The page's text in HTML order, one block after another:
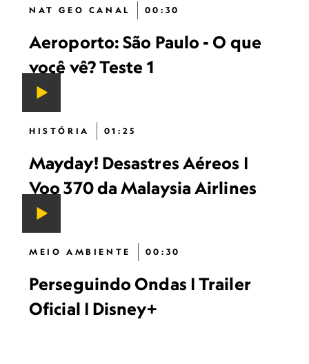
NAT GEO CANAL 00:30
Aeroporto: São Paulo - O que
você vê? Teste 1
HISTÓRIA 01:25
Mayday! Desastres Aéreos |
Voo 370 da Malaysia Airlines
MEIO AMBIENTE 00:30
Perseguindo Ondas | Trailer
Oficial | Disney+